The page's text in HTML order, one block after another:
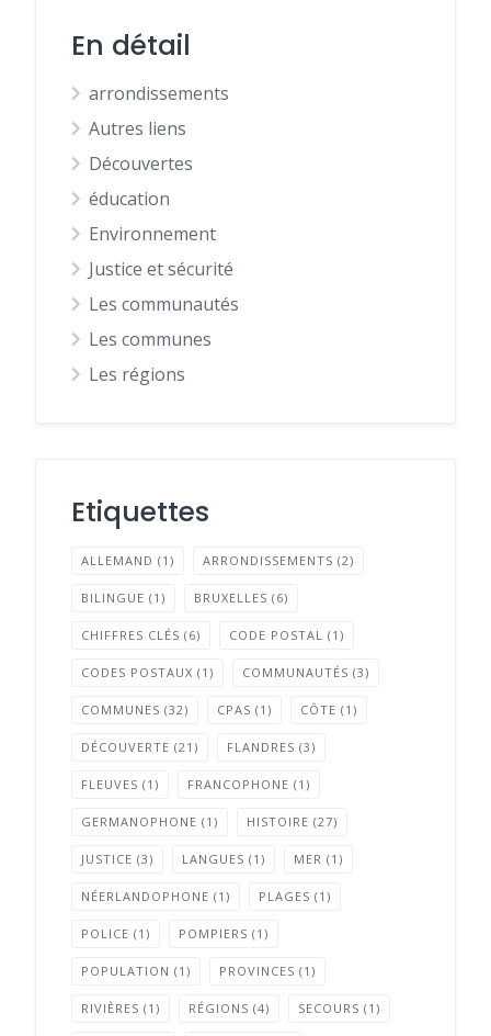
En détail
arrondissements
Autres liens
Découvertes
éducation
Environnement
Justice et sécurité
Les communautés
Les communes
Les régions
Etiquettes
ALLEMAND (1) ARRONDISSEMENTS (2)
BILINGUE (1) BRUXELLES (6)
CHIFFRES CLÉS (6) CODE POSTAL (1)
CODES POSTAUX (1) COMMUNAUTÉS (3)
COMMUNES (32) CPAS (1) CÔTE (1)
DÉCOUVERTE (21) FLANDRES (3)
FLEUVES (1) FRANCOPHONE (1)
GERMANOPHONE (1) HISTOIRE (27)
JUSTICE (3) LANGUES (1) MER (1)
NÉERLANDOPHONE (1) PLAGES (1)
POLICE (1) POMPIERS (1)
POPULATION (1) PROVINCES (1)
RIVIÈRES (1) RÉGIONS (4) SECOURS (1)